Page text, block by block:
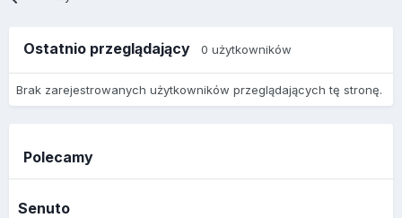
Ostatnio przeglądający 0 użytkowników
Brak zarejestrowanych użytkowników przeglądających tę stronę.
Polecamy
Senuto